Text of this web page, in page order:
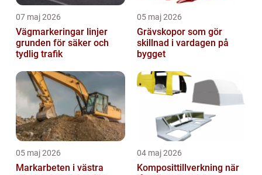
07 maj 2026
Vägmarkeringar linjer
grunden för säker och
tydlig trafik
05 maj 2026
Grävskopor som gör
skillnad i vardagen på
bygget
05 maj 2026
Markarbeten i västra
04 maj 2026
Komposittillverkning när